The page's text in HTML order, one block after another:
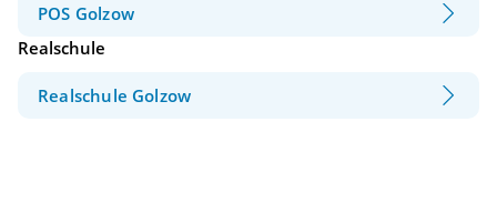
POS Golzow
Realschule
Realschule Golzow